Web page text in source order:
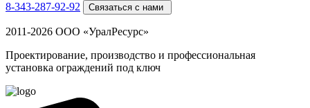
8-343-287-92-92
Связаться с нами
2011-2026 ООО «УралРесурс»
Проектирование, производство и профессиональная
установка ограждений под ключ